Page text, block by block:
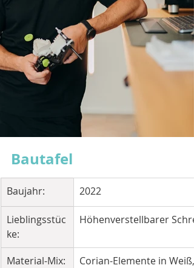
Bautafel
Baujahr: 2022
Lieblingsstüc
ke:
Höhenverstellbarer
Material-Mix:
Corian-Elemente in Weiß,